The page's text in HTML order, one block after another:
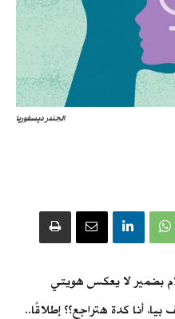
الجندر ديسفوريا
بضمير لا يعكس هويتي
أنا كدة هتراجع؟؟ إطلاقًا..